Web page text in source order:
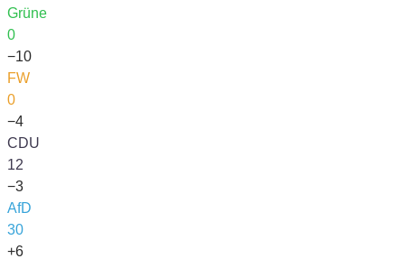
Grüne
0
−10
FW
0
−4
CDU
12
−3
AfD
30
+6